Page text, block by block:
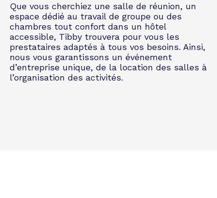
Que vous cherchiez une salle de réunion, un
espace dédié au travail de groupe ou des
chambres tout confort dans un hôtel
accessible, Tibby trouvera pour vous les
prestataires adaptés à tous vos besoins. Ainsi,
nous vous garantissons un événement
d’entreprise unique, de la location des salles à
l’organisation des activités.